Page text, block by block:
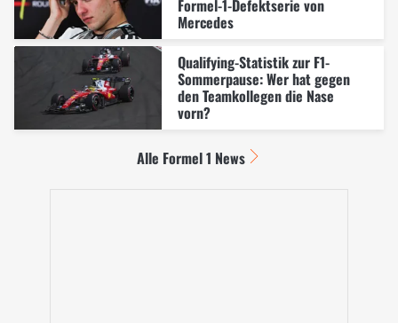
Formel-1-Defektserie von
Mercedes
Qualifying-Statistik zur F1-
Sommerpause: Wer hat gegen
den Teamkollegen die Nase
vorn?
Alle Formel 1 News